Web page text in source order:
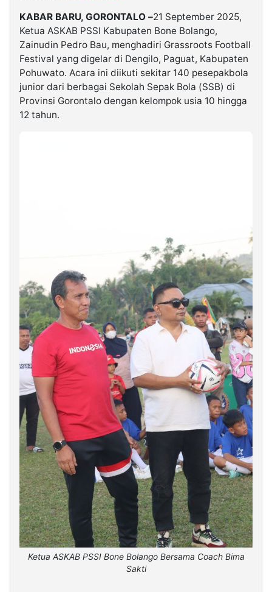
Kabarbaru.co
2026
Kabarbaru
KABAR BARU, GORONTALO –21 September 2025,
Ketua ASKAB PSSI Kabupaten Bone Bolango,
Zainudin Pedro Bau, menghadiri Grassroots Football
Festival yang digelar di Dengilo, Paguat, Kabupaten
Pohuwato. Acara ini diikuti sekitar 140 pesepakbola
junior dari berbagai Sekolah Sepak Bola (SSB) di
Provinsi Gorontalo dengan kelompok usia 10 hingga
12 tahun.
Ketua ASKAB PSSI Bone Bolango Bersama Coach Bima
Sakti